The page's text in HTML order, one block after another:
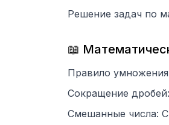
Решение задач по
📖
Правило
Сокращение
Смешанные числа: